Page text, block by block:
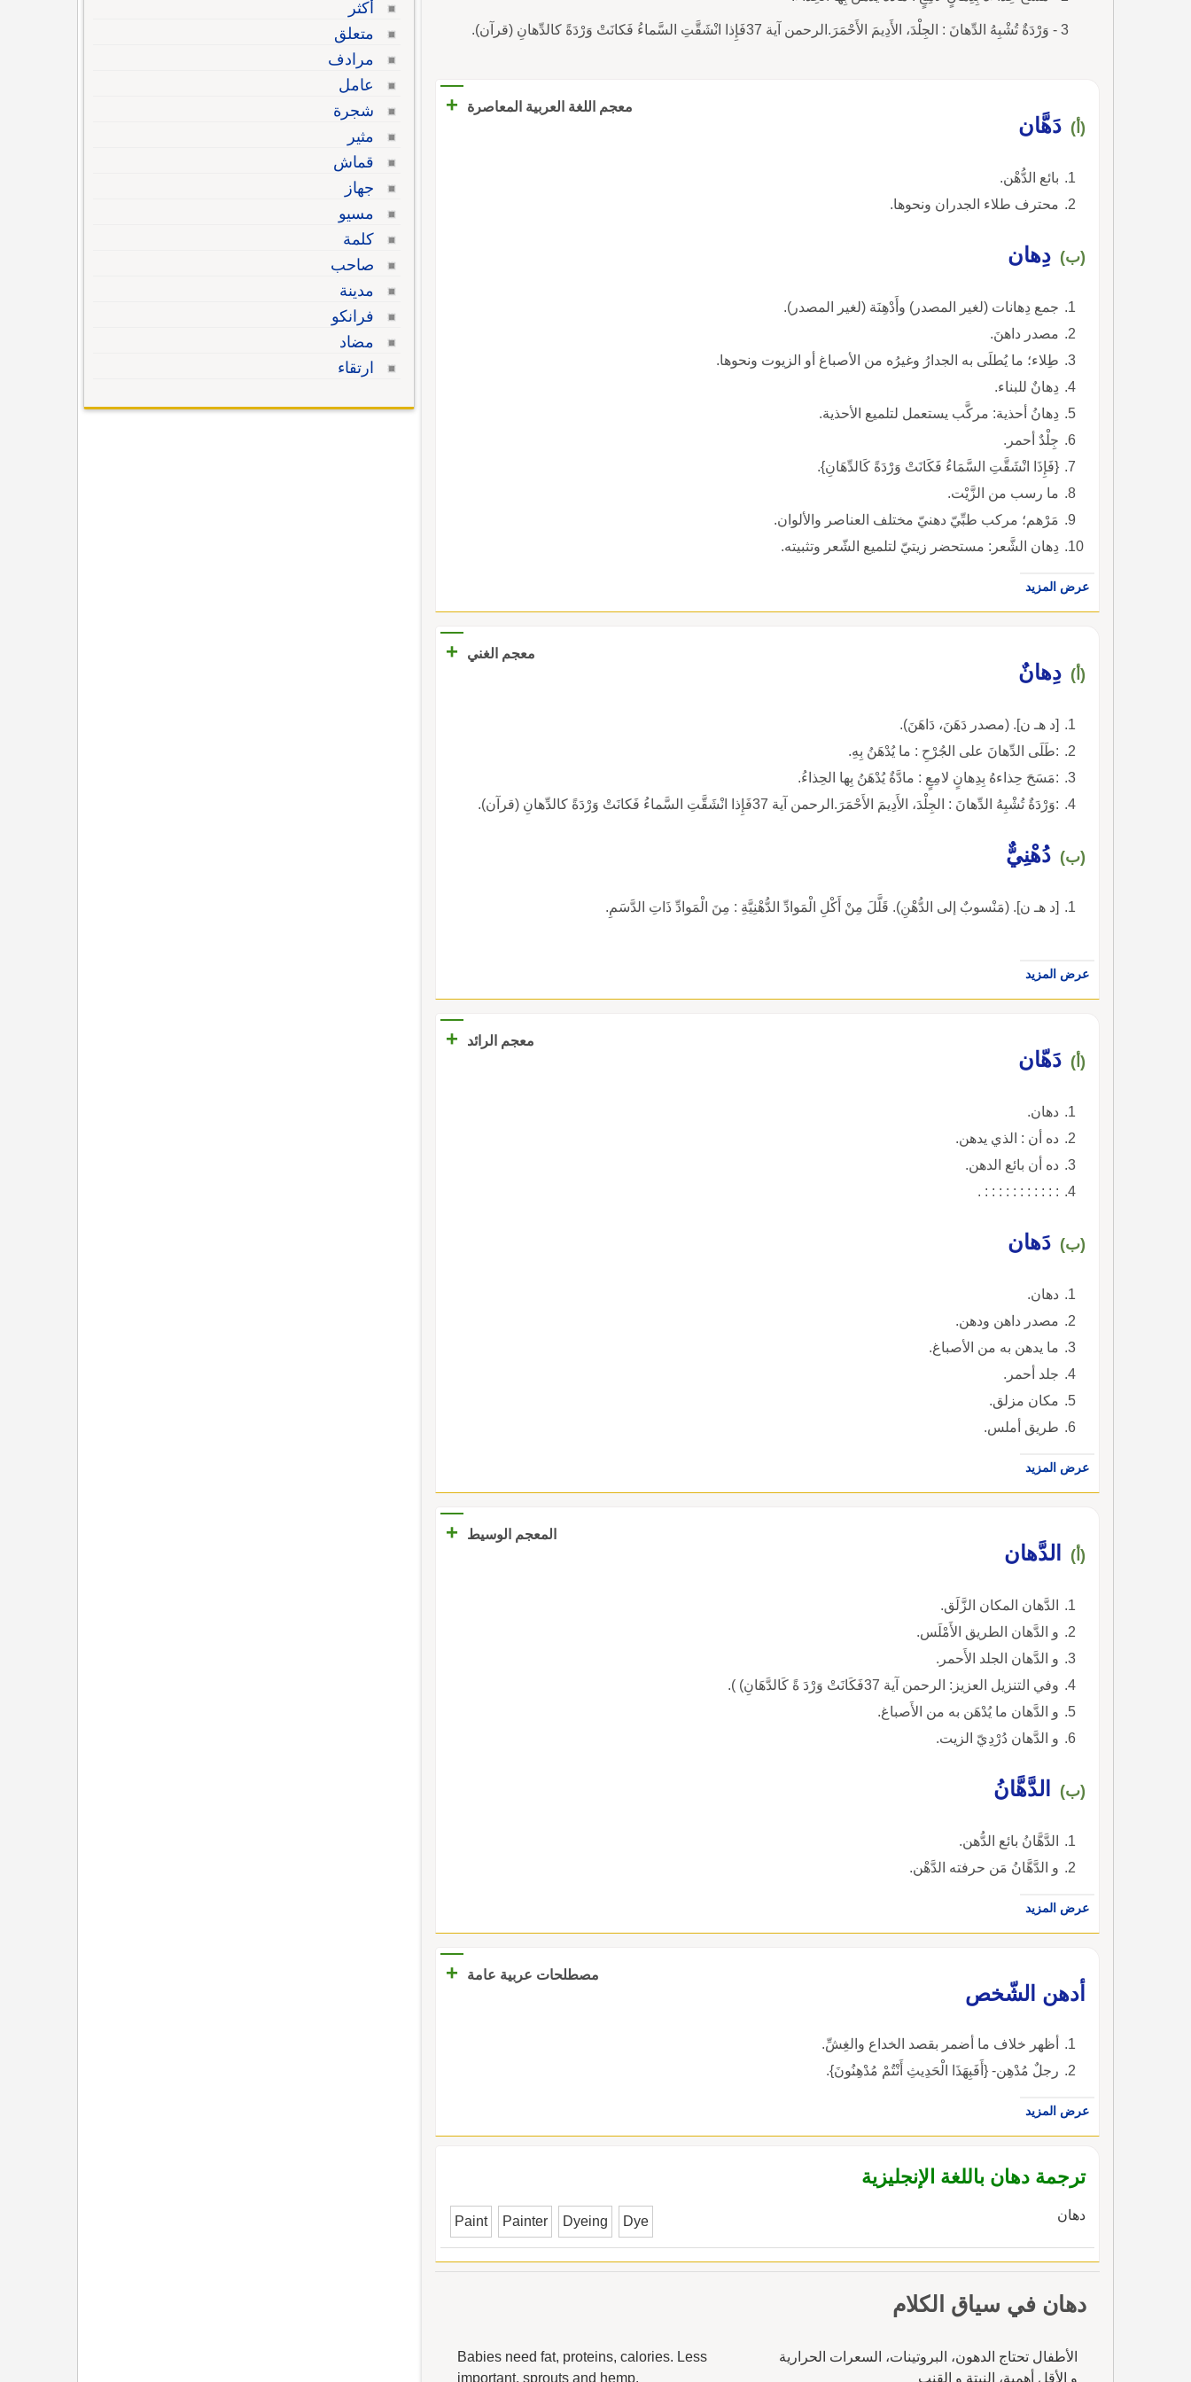
3 - وَرْدَةٌ تُشْبِهُ الدِّهانَ : الجِلْدَ، الأَدِيمَ الأَحْمَرَ.الرحمن آية 37فَإِذا انْشَقَّتِ السَّماءُ فَكانَتْ وَرْدَةً كالدِّهانِ (قرآن).
معجم اللغة العربية المعاصرة +
(أ) دَهَّان
بائع الدُّهْن.
محترف طلاء الجدران ونحوها.
(ب) دِهان
جمع دِهانات (لغير المصدر) وأَدْهِنَة (لغير المصدر).
مصدر داهنَ.
طِلاء؛ ما يُطلَى به الجدارُ وغيرُه من الأصباغ أو الزيوت ونحوها.
دِهانٌ للبناء.
دِهانُ أحذية: مركَّب يستعمل لتلميع الأحذية.
جِلْدٌ أحمر.
{فَإِذَا انْشَقَّتِ السَّمَاءُ فَكَانَتْ وَرْدَةً كَالدِّهَانِ}.
ما رسب من الزَّيْت.
مَرْهم؛ مركب طبِّيّ دهنيّ مختلف العناصر والألوان.
دِهان الشَّعر: مستحضر زيتيّ لتلميع الشّعر وتثبيته.
عرض المزيد
معجم الغني +
(أ) دِهانٌ
[د هـ ن]. (مصدر دَهَنَ، دَاهَنَ).
:طَلَى الدِّهانَ على الجُرْحِ : ما يُدْهَنُ بِهِ.
:مَسَحَ حِذاءهُ بِدِهانٍ لامِعٍ : مادَّةٌ يُدْهَنُ بِها الحِذاءُ.
:وَرْدَةٌ تُشْبِهُ الدِّهانَ : الجِلْدَ، الأَدِيمَ الأَحْمَرَ.الرحمن آية 37فَإِذا انْشَقَّتِ السَّماءُ فَكانَتْ وَرْدَةً كالدِّهانِ (قرآن).
(ب) دُهْنِيٌّ
[د هـ ن]. (مَنْسوبٌ إلى الدُّهْنِ). قَلَّلَ مِنْ أَكْلِ الْمَوادِّ الدُّهْنِيَّةِ : مِنَ الْمَوادِّ ذَاتِ الدَّسَمِ.
عرض المزيد
معجم الرائد +
(أ) دَهّان
دهان.
ده أن : الذي يدهن.
ده أن بائع الدهن.
: : : : : : : : : : : .
(ب) دَهان
دهان.
مصدر داهن ودهن.
ما يدهن به من الأصباغ.
جلد أحمر.
مكان مزلق.
طريق أملس.
عرض المزيد
المعجم الوسيط +
(أ) الدَّهان
الدَّهان المكان الزَّلَق.
و الدَّهان الطريق الأَمْلَس.
و الدَّهان الجلد الأَحمر.
وفي التنزيل العزيز: الرحمن آية 37فَكَانَتْ وَرْدَ ةً كَالدَّهَانِ) ).
و الدَّهان ما يُدْهَن به من الأَصباغ.
و الدَّهان دُرْدِيّ الزيت.
(ب) الدَّهَّانُ
الدَّهَّانُ بائع الدُّهن.
و الدَّهَّانُ مَن حرفته الدَّهْن.
عرض المزيد
مصطلحات عربية عامة
+
أدهن الشّخص
أظهر خلاف ما أضمر بقصد الخداع والغِشِّ.
رجلٌ مُدْهِن- {أَفَبِهَذَا الْحَدِيثِ أَنْتُمْ مُدْهِنُونَ}.
عرض المزيد
ترجمة دهان باللغة الإنجليزية
دهان Paint Painter Dyeing Dye
دهان في سياق الكلام
الأطفال تحتاج الدهون، البروتينات، السعرات الحرارية
و الأقل أهمية، النبتة و القنب
Babies need fat, proteins, calories. Less
important, sprouts and hemp.
أكثر
متعلق
مرادف
عامل
شجرة
مثير
قماش
جهاز
مسيو
كلمة
صاحب
مدينة
فرانكو
مضاد
ارتقاء